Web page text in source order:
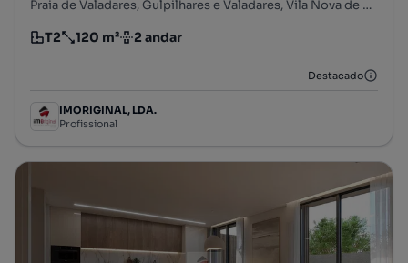
Praia de Valadares, Gulpilhares e Valadares, Vila Nova de Gaia, Porto
Tipologia
T2
Preço por metro quadrado
120 m²
Andar 2 andar
Destacado
IMORIGINAL, LDA.
Profissional